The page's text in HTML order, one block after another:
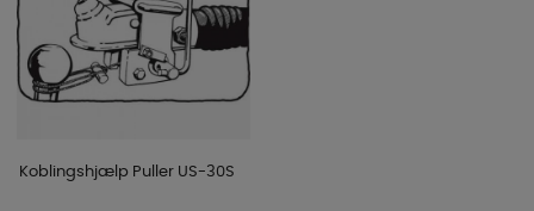
Koblingshjælp Puller US-30S